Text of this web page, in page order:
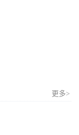
更多>